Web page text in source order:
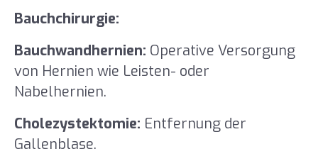
Bauchchirurgie:
Bauchwandhernien: Operative Versorgung
von Hernien wie Leisten- oder
Nabelhernien.
Cholezystektomie: Entfernung der
Gallenblase.